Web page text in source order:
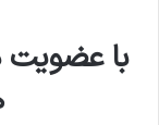
با عضویت